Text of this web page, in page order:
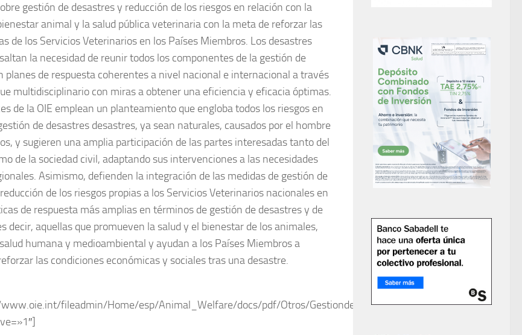
gestión de desastres y reducción de los riesgos en relación con la
animal y la salud pública veterinaria con la meta de reforzar las
de los Servicios Veterinarios en los Países Miembros. Los desastres
la necesidad de reunir todos los componentes de la gestión de
planes de respuesta coherentes a nivel nacional e internacional a través
multidisciplinario con miras a obtener una eficiencia y eficacia óptimas.
de la OIE emplean un planteamiento que engloba todos los riesgos en
de desastres desastres, ya sean naturales, causados por el hombre
y sugieren una amplia participación de las partes interesadas tanto del
de la sociedad civil, adaptando sus intervenciones a las necesidades
Asimismo, defienden la integración de las medidas de gestión de
de los riesgos propias a los Servicios Veterinarios nacionales en
de respuesta más amplias en términos de gestión de desastres y de
decir, aquellas que promueven la salud y el bienestar de los animales,
humana y medioambiental y ayudan a los Países Miembros a
las condiciones económicas y sociales tras una desastre.
fileadmin/Home/esp/Animal_Welfare/docs/pdf/Otros/Gestiondesastres-